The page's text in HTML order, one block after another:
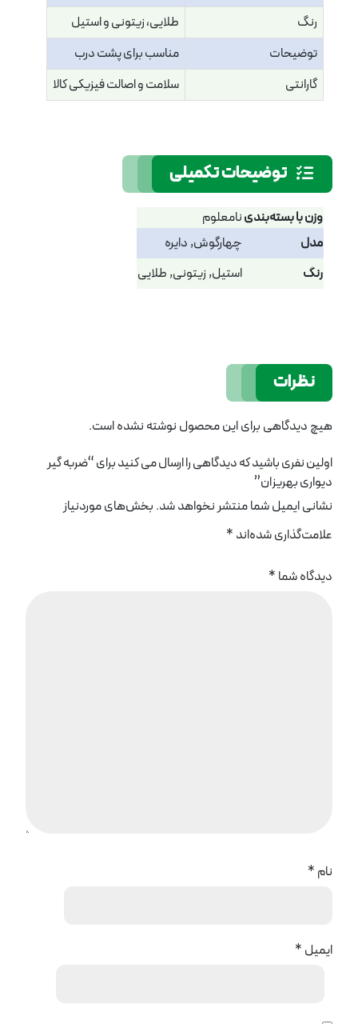
رنگ
طلایی، زیتونی و استیل
توضیحات
مناسب برای پشت درب
گارانتی
سلامت و اصالت فیزیکی کالا
توضیحات تکمیلی
وزن با بسته‌بندینامعلوم
مدل
چهارگوش, دایره
رنگ
استیل, زیتونی, طلایی
نظرات
هیچ دیدگاهی برای این محصول نوشته نشده است.
اولین نفری باشید که دیدگاهی را ارسال می کنید برای “ضربه گیر
دیواری بهریزان”
نشانی ایمیل شما منتشر نخواهد شد. بخش‌های موردنیاز
علامت‌گذاری شده‌اند *
دیدگاه شما *
نام *
ایمیل *